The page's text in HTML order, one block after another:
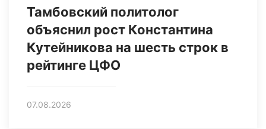
Тамбовский политолог
объяснил рост Константина
Кутейникова на шесть строк в
рейтинге ЦФО
07.08.2026